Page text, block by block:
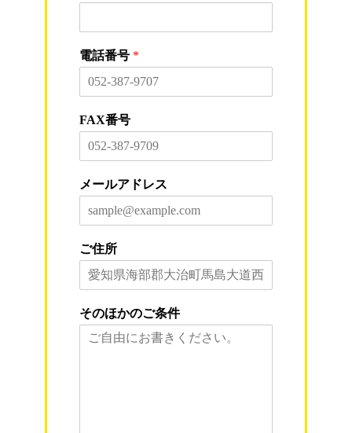
電話番号 *
FAX番号
メールアドレス
ご住所
そのほかのご条件